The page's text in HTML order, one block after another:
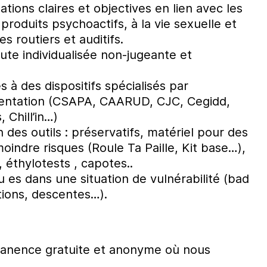
claires et objectives en lien avec les
psychoactifs, à la vie sexuelle et
routiers et auditifs.
individualisée non-jugeante et
à des dispositifs spécialisés par
(CSAPA, CAARUD, CJC, Cegidd,
Chill’in…)
des outils : préservatifs, matériel pour des
risques (Roule Ta Paille, Kit base…),
éthylotests , capotes..
es dans une situation de vulnérabilité (bad
descentes…).
gratuite et anonyme où nous